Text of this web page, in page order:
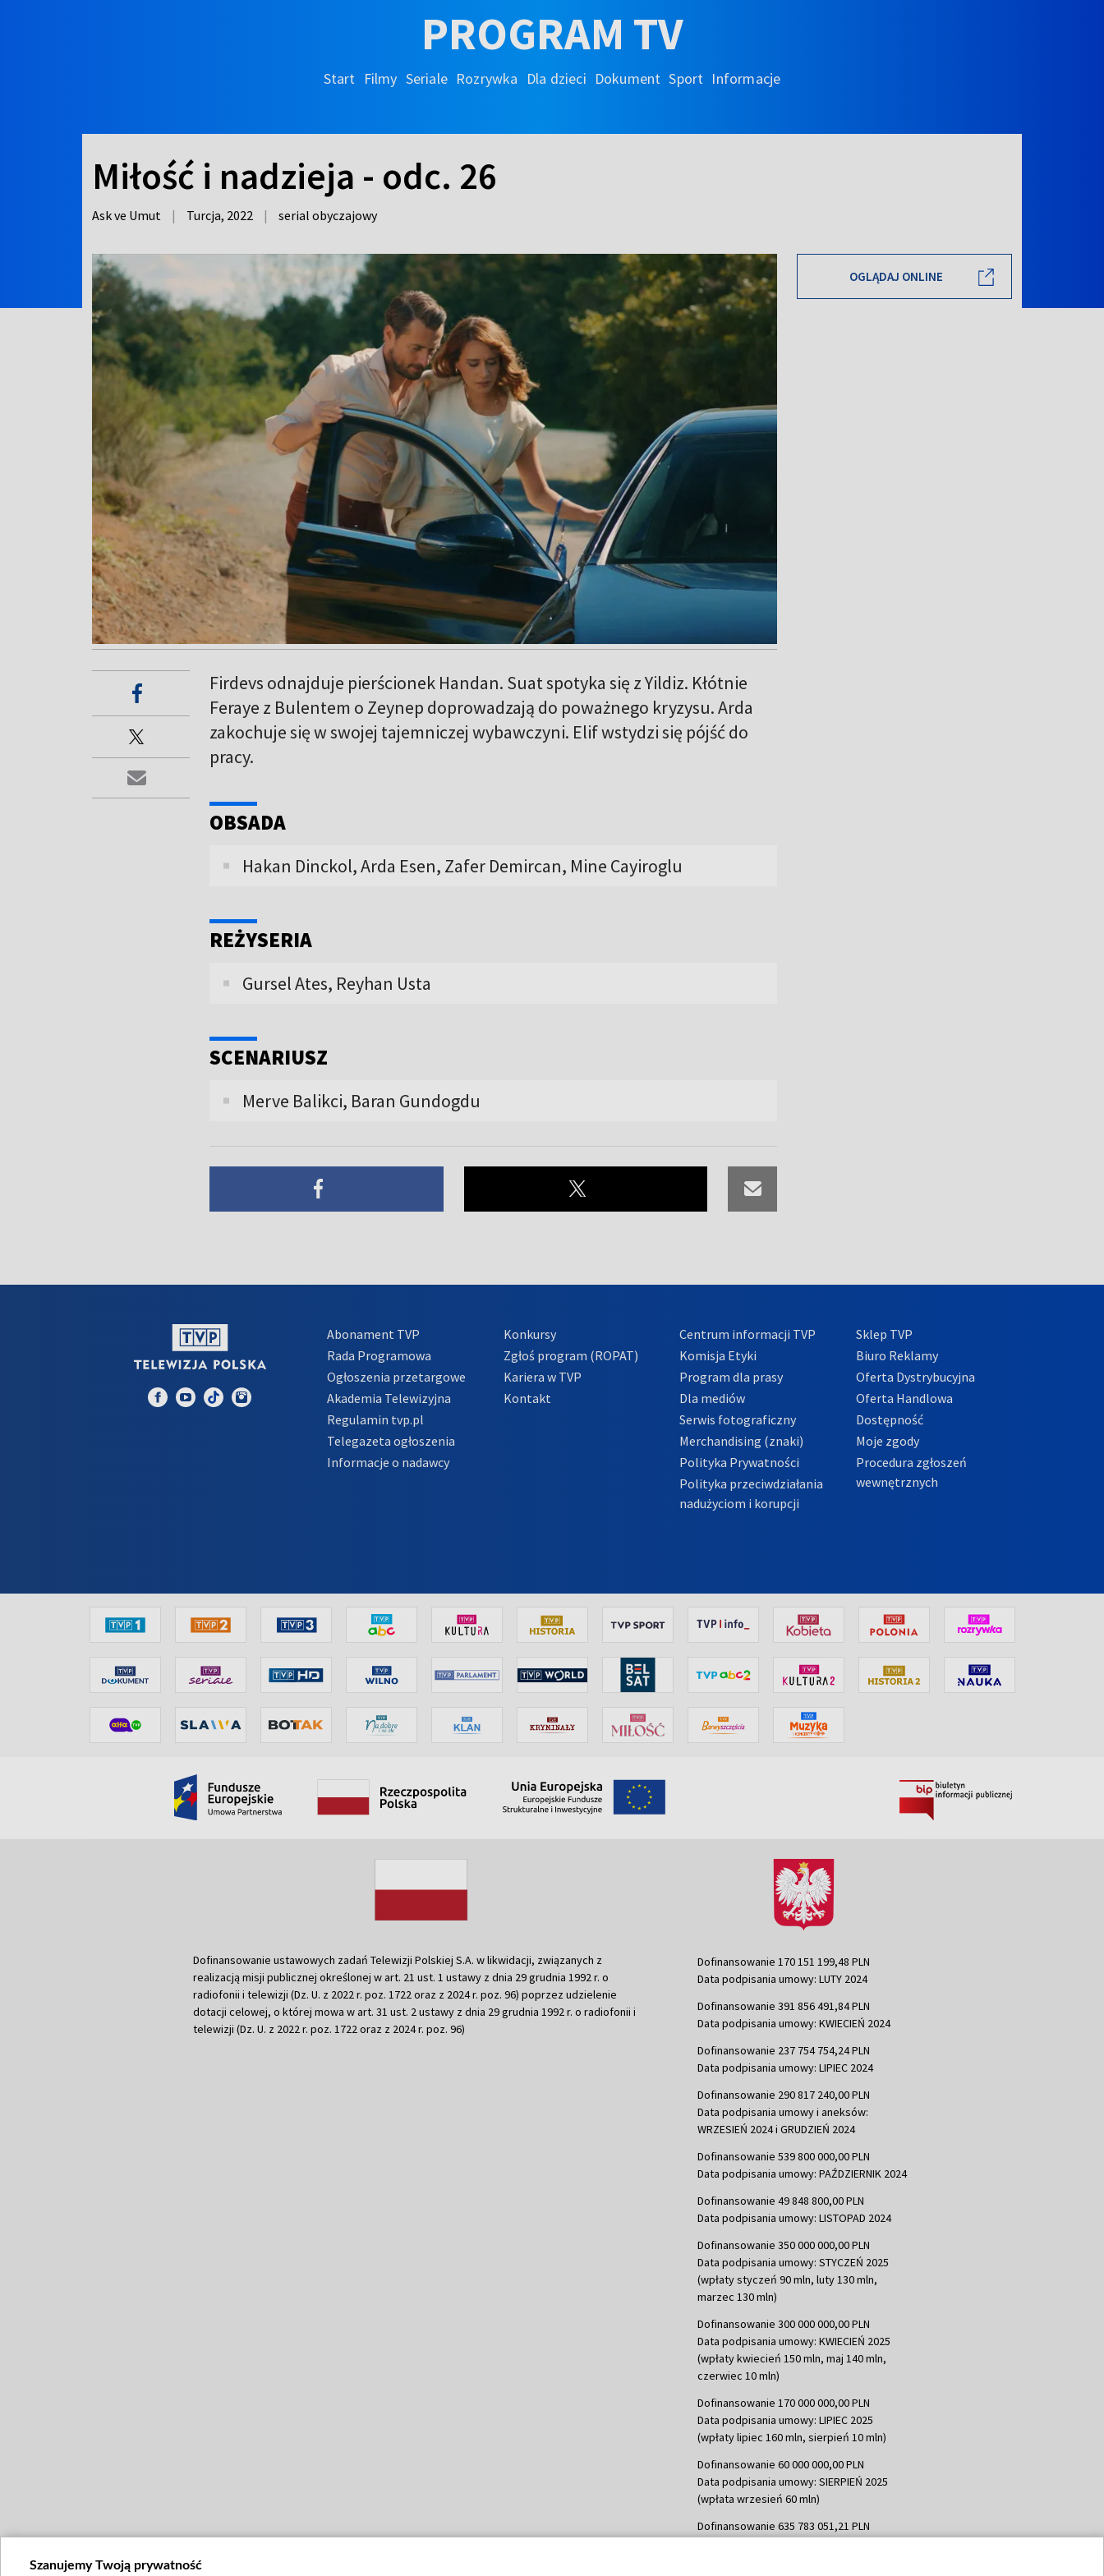
PROGRAM TV
Start Filmy Seriale Rozrywka Dla dzieci Dokument Sport Informacje
Miłość i nadzieja - odc. 26
Ask ve Umut | Turcja, 2022 | serial obyczajowy
Firdevs odnajduje pierścionek Handan. Suat spotyka się z Yildiz. Kłótnie
Feraye z Bulentem o Zeynep doprowadzają do poważnego kryzysu. Arda
zakochuje się w swojej tajemniczej wybawczyni. Elif wstydzi się pójść do
pracy.
OBSADA
Hakan Dinckol, Arda Esen, Zafer Demircan, Mine Cayiroglu
REŻYSERIA
Gursel Ates, Reyhan Usta
SCENARIUSZ
Merve Balikci, Baran Gundogdu
OGLĄDAJ ONLINE
Abonament TVP
Rada Programowa
Ogłoszenia przetargowe
Akademia Telewizyjna
Regulamin tvp.pl
Telegazeta ogłoszenia
Informacje o nadawcy
Konkursy
Zgłoś program (ROPAT)
Kariera w TVP
Kontakt
Centrum informacji TVP
Komisja Etyki
Program dla prasy
Dla mediów
Serwis fotograficzny
Merchandising (znaki)
Polityka Prywatności
Polityka przeciwdziałania
nadużyciom i korupcji
Sklep TVP
Biuro Reklamy
Oferta Dystrybucyjna
Oferta Handlowa
Dostępność
Moje zgody
Procedura zgłoszeń
wewnętrznych
Dofinansowanie ustawowych zadań Telewizji Polskiej S.A. w likwidacji, związanych z
realizacją misji publicznej określonej w art. 21 ust. 1 ustawy z dnia 29 grudnia 1992 r. o
radiofonii i telewizji (Dz. U. z 2022 r. poz. 1722 oraz z 2024 r. poz. 96) poprzez udzielenie
dotacji celowej, o której mowa w art. 31 ust. 2 ustawy z dnia 29 grudnia 1992 r. o radiofonii i
telewizji (Dz. U. z 2022 r. poz. 1722 oraz z 2024 r. poz. 96)
Dofinansowanie 170 151 199,48 PLN
Data podpisania umowy: LUTY 2024
Dofinansowanie 391 856 491,84 PLN
Data podpisania umowy: KWIECIEŃ 2024
Dofinansowanie 237 754 754,24 PLN
Data podpisania umowy: LIPIEC 2024
Dofinansowanie 290 817 240,00 PLN
Data podpisania umowy i aneksów:
WRZESIEŃ 2024 i GRUDZIEŃ 2024
Dofinansowanie 539 800 000,00 PLN
Data podpisania umowy: PAŹDZIERNIK 2024
Dofinansowanie 49 848 800,00 PLN
Data podpisania umowy: LISTOPAD 2024
Dofinansowanie 350 000 000,00 PLN
Data podpisania umowy: STYCZEŃ 2025
(wpłaty styczeń 90 mln, luty 130 mln,
marzec 130 mln)
Dofinansowanie 300 000 000,00 PLN
Data podpisania umowy: KWIECIEŃ 2025
(wpłaty kwiecień 150 mln, maj 140 mln,
czerwiec 10 mln)
Dofinansowanie 170 000 000,00 PLN
Data podpisania umowy: LIPIEC 2025
(wpłaty lipiec 160 mln, sierpień 10 mln)
Dofinansowanie 60 000 000,00 PLN
Data podpisania umowy: SIERPIEŃ 2025
(wpłata wrzesień 60 mln)
Dofinansowanie 635 783 051,21 PLN
Szanujemy Twoją prywatność